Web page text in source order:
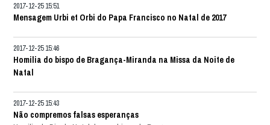
2017-12-25 15:51
Mensagem Urbi et Orbi do Papa Francisco no Natal de 2017
2017-12-25 15:46
Homilia do bispo de Bragança-Miranda na Missa da Noite de
Natal
2017-12-25 15:43
Não compremos falsas esperanças